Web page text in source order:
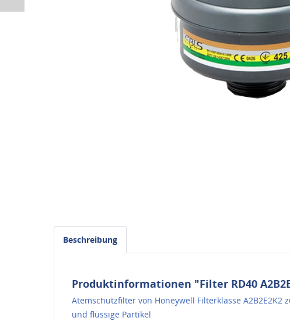
Beschreibung
Produktinformationen "Filter RD40
Atemschutzfilter von Honeywell Filterklasse
und flüssige Partikel